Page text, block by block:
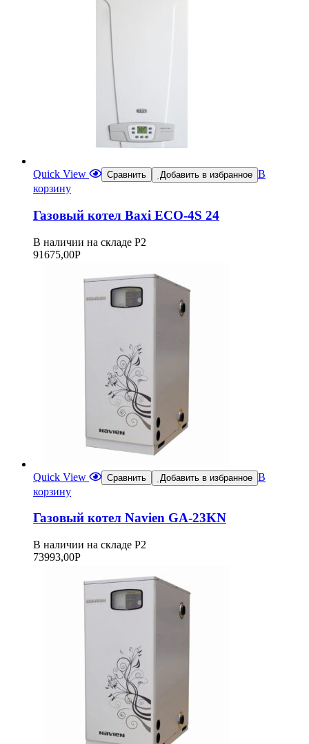
Quick View Сравнить Добавить в избранное В
корзину
Газовый котел Baxi ECO-4S 24
В наличии на складе Р2
91675,00Р
Quick View Сравнить Добавить в избранное В
корзину
Газовый котел Navien GA-23KN
В наличии на складе Р2
73993,00Р